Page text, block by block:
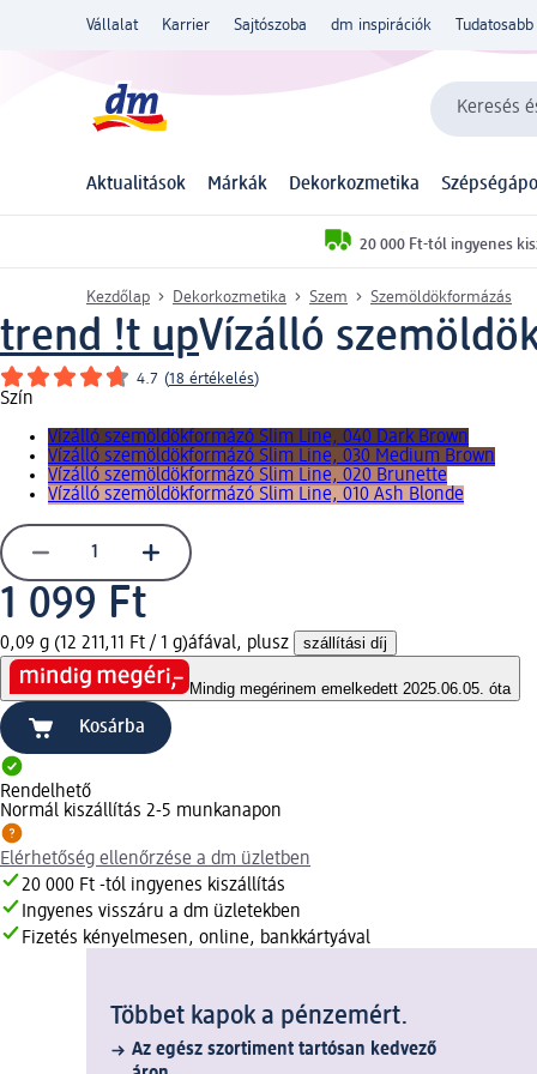
Vállalat Karrier Sajtószoba dm inspirációk
Keresés
Aktualitások Márkák Dekorkozmetika
20 000 Ft-tól ingyenes
Kezdőlap Dekorkozmetika Szem Szemöldökformázás
trend !t upVízálló
4.7 (18 értékelés)
Szín
Vízálló szemöldökformázó Slim Line, 040 Dark Brown
Vízálló szemöldökformázó Slim Line, 030 Medium Brown
Vízálló szemöldökformázó Slim Line, 020 Brunette
Vízálló szemöldökformázó Slim Line, 010 Ash Blonde
1 099 Ft
0,09 g (12 211,11 Ft / 1 g)áfával, plusz szállítási díj
Mindig megérinem emelkedett 2025.06.05. óta
Kosárba
Rendelhető
Normál kiszállítás 2-5 munkanapon
Elérhetőség ellenőrzése a dm üzletben
20 000 Ft -tól ingyenes kiszállítás
Ingyenes visszáru a dm üzletekben
Fizetés kényelmesen, online, bankkártyával
Többet kapok a pénzemért.
Az egész szortiment tartósan kedvező